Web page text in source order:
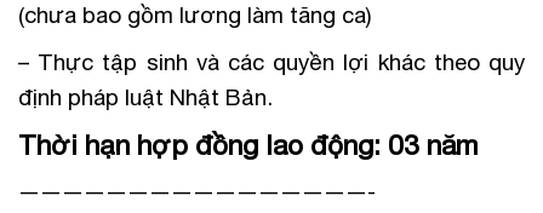
(chưa bao gồm lương làm tăng ca)
– Thực tập sinh và các quyền lợi khác theo quy
định pháp luật Nhật Bản.
Thời hạn hợp đồng lao động: 03 năm
————————————————-